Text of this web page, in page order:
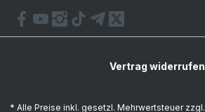
Vertrag widerrufen
* Alle Preise inkl. gesetzl. Mehrwertsteuer zzgl.